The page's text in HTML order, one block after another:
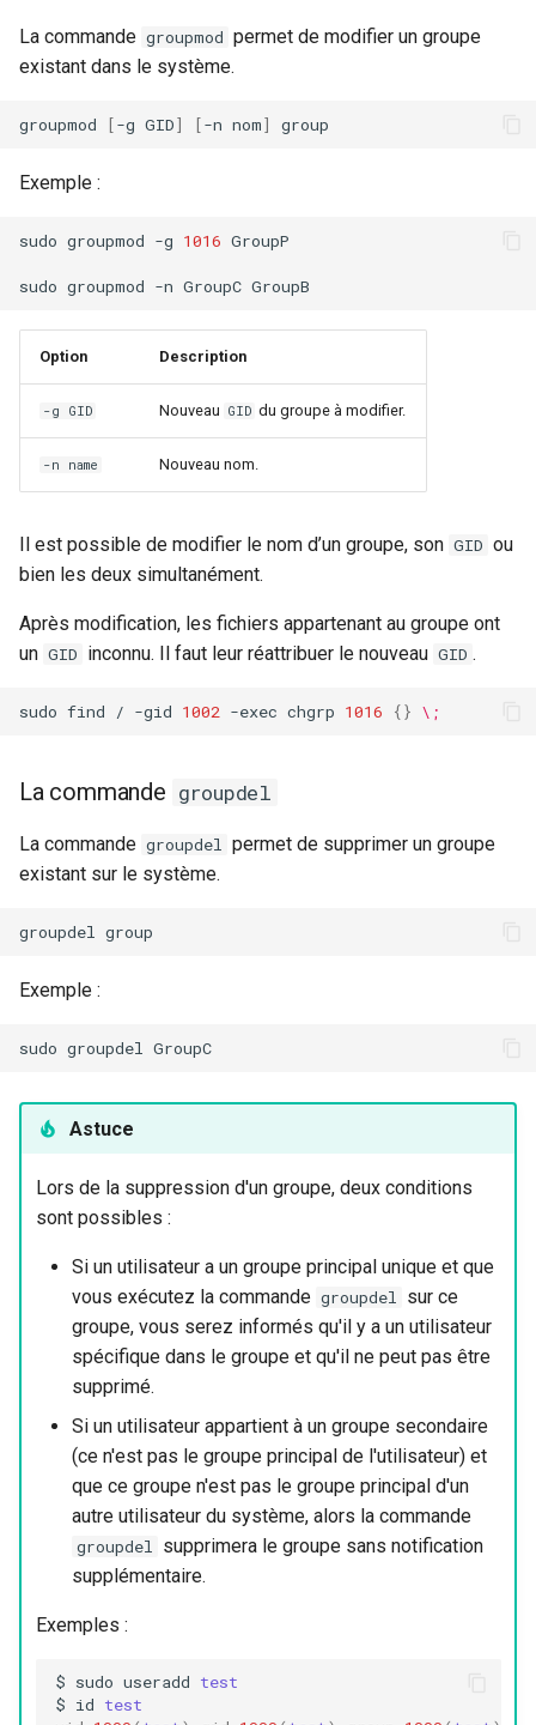
La commande groupmod permet de modifier un groupe
existant dans le système.
groupmod [-g GID] [-n nom]
Exemple :
sudo groupmod -g 1016 GroupP
sudo groupmod -n GroupC
Option Description
-g GID Nouveau GID du groupe à modifier.
-n name Nouveau nom.
Il est possible de modifier le nom d’un groupe, son GID ou
bien les deux simultanément.
Après modification, les fichiers appartenant au groupe ont
un GID inconnu. Il faut leur réattribuer le nouveau GID .
sudo find / -gid 1002 -exec chgrp 1016 {} \;
La commande groupdel
La commande groupdel permet de supprimer un groupe
existant sur le système.
groupdel
Exemple :
sudo groupdel
Astuce
Lors de la suppression d'un groupe, deux conditions
sont possibles :
Si un utilisateur a un groupe principal unique et que
vous exécutez la commande groupdel
sur ce
groupe, vous serez informés qu'il y a un utilisateur
spécifique dans le groupe et qu'il ne peut pas être
supprimé.
Si un utilisateur appartient à un groupe secondaire
(ce n'est pas le groupe principal de l'utilisateur) et
que ce groupe n'est pas le groupe principal d'un
autre utilisateur du système, alors la commande
groupdel
supprimera le groupe sans notification
supplémentaire.
Exemples :
$ sudo useradd test
$ id test